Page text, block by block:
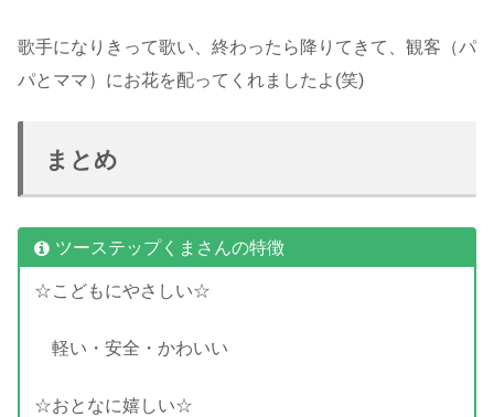
歌手になりきって歌い、終わったら降りてきて、観客（パ
パとママ）にお花を配ってくれましたよ(笑)
まとめ
ツーステップくまさんの特徴
☆こどもにやさしい☆
軽い・安全・かわいい
☆おとなに嬉しい☆